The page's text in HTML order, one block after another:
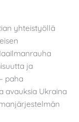
yhteistyöllä
ja
paha
avauksia Ukraina